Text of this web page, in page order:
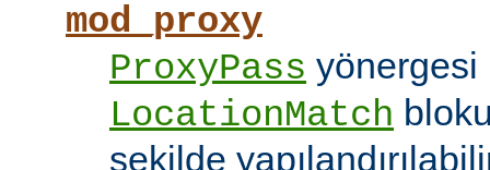
mod_proxy
ProxyPass
LocationMatch
şekilde